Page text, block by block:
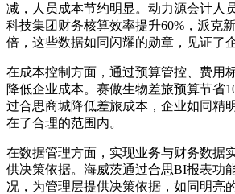
减，人员成本节约明显。动力源会计人
科技集团财务核算效率提升60%，派克
倍，这些数据如同闪耀的勋章，见证了
在成本控制方面，通过预算管控、费用
降低企业成本。赛傲生物差旅预算节省
过合思商城降低差旅成本，企业如同精
在了合理的范围内。
在数据管理方面，实现业务与财务数据
供决策依据。海威茨通过合思BI报表功
况，为管理层提供决策依据，如同明亮